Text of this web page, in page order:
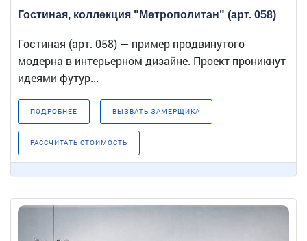
Гостиная, коллекция "Метрополитан" (арт. 058)
Гостиная (арт. 058) — пример продвинутого
модерна в интерьерном дизайне. Проект проникнут
идеями футур...
ПОДРОБНЕЕ ВЫЗВАТЬ ЗАМЕРЩИКА
РАССЧИТАТЬ СТОИМОСТЬ